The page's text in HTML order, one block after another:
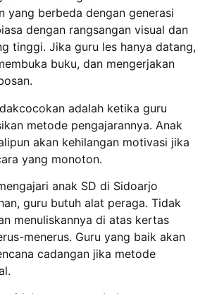
yang berbeda dengan generasi
dengan rangsangan visual dan
tinggi. Jika guru les hanya datang,
buku, dan mengerjakan
adalah ketika guru
metode pengajarannya. Anak
akan kehilangan motivasi jika
yang monoton.
anak SD di Sidoarjo
guru butuh alat peraga. Tidak
menuliskannya di atas kertas
menerus. Guru yang baik akan
cadangan jika metode